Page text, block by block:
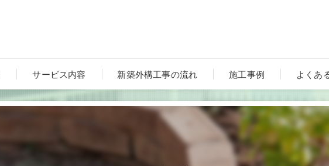
サービス内容 新築外構工事の流れ 施工事例 よくあ